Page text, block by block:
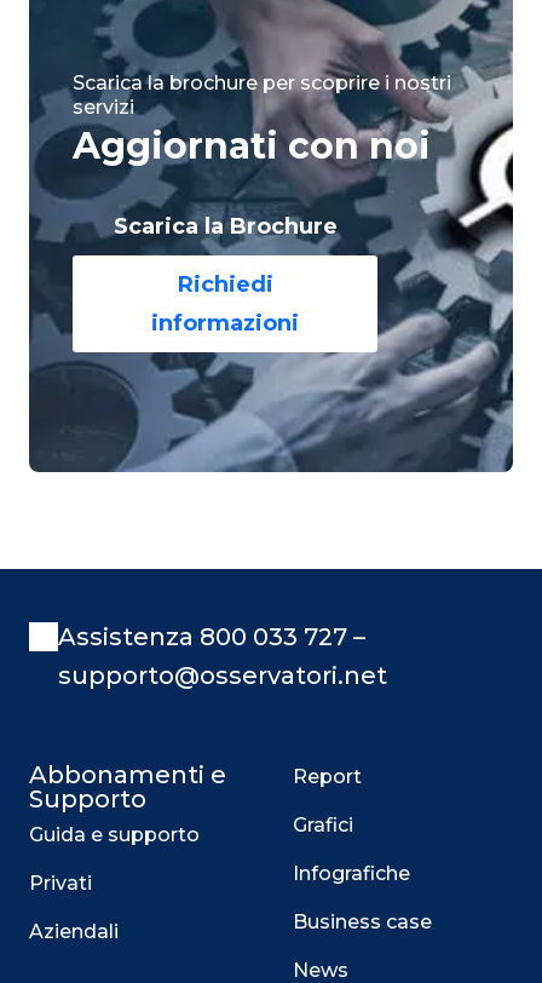
Scarica la brochure per scoprire i nostri
servizi
Aggiornati con noi
Scarica la Brochure
Richiedi
informazioni
Assistenza 800 033 727 –
supporto@osservatori.net
Abbonamenti e
Supporto
Guida e supporto
Privati
Aziendali
Report
Grafici
Infografiche
Business case
News